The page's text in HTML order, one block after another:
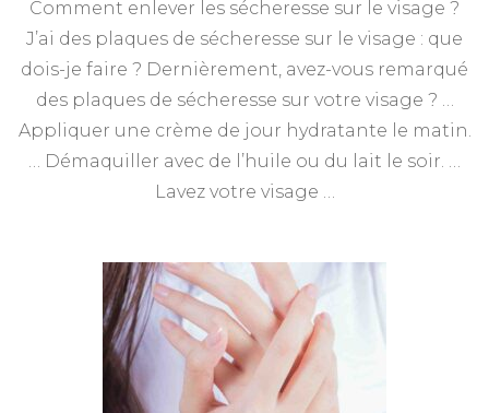
Comment enlever les sécheresse sur le visage ?
J’ai des plaques de sécheresse sur le visage : que
dois-je faire ? Dernièrement, avez-vous remarqué
des plaques de sécheresse sur votre visage ? …
Appliquer une crème de jour hydratante le matin.
… Démaquiller avec de l’huile ou du lait le soir. …
Lavez votre visage …